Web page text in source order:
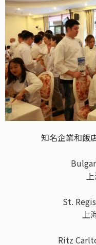
知名企業和飯
St.
上
Ritz